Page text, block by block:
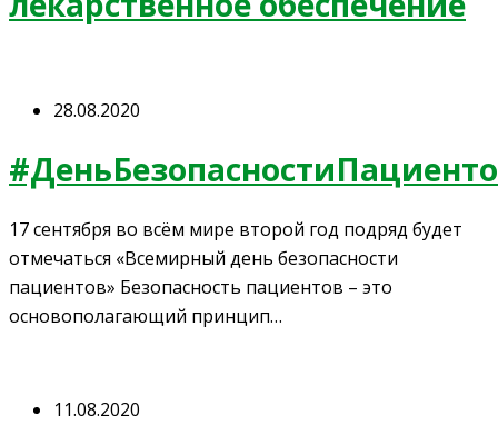
28.08.2020
17 сентября во всём мире второй год подряд будет
отмечаться «Всемирный день безопасности
пациентов» Безопасность пациентов – это
основополагающий принцип…
11.08.2020